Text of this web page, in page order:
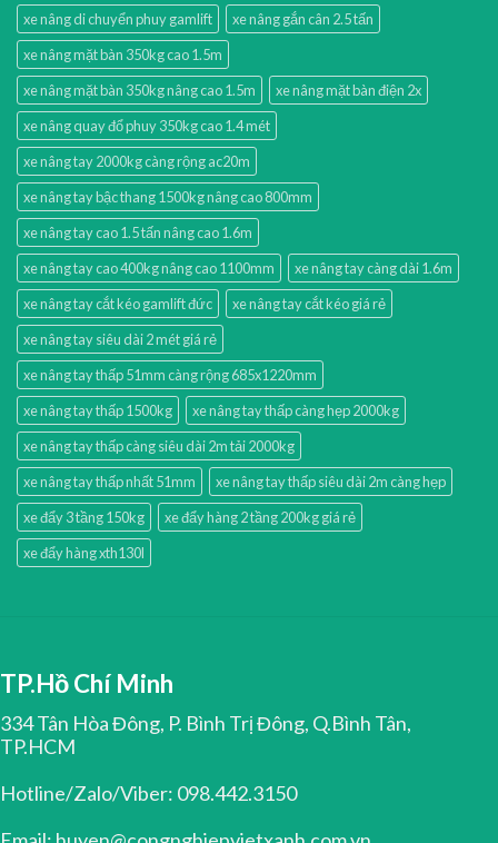
xe nâng di chuyển phuy gamlift
xe nâng gắn cân 2.5 tấn
xe nâng mặt bàn 350kg cao 1.5m
xe nâng mặt bàn 350kg nâng cao 1.5m
xe nâng mặt bàn điện 2x
xe nâng quay đổ phuy 350kg cao 1.4 mét
xe nâng tay 2000kg càng rộng ac20m
xe nâng tay bậc thang 1500kg nâng cao 800mm
xe nâng tay cao 1.5 tấn nâng cao 1.6m
xe nâng tay cao 400kg nâng cao 1100mm
xe nâng tay càng dài 1.6m
xe nâng tay cắt kéo gamlift đức
xe nâng tay cắt kéo giá rẻ
xe nâng tay siêu dài 2 mét giá rẻ
xe nâng tay thấp 51mm càng rộng 685x1220mm
xe nâng tay thấp 1500kg
xe nâng tay thấp càng hẹp 2000kg
xe nâng tay thấp càng siêu dài 2m tải 2000kg
xe nâng tay thấp nhất 51mm
xe nâng tay thấp siêu dài 2m càng hẹp
xe đẩy 3 tầng 150kg
xe đẩy hàng 2 tầng 200kg giá rẻ
xe đẩy hàng xth130l
TP.Hồ Chí Minh
334 Tân Hòa Đông, P. Bình Trị Đông, Q.Bình Tân,
TP.HCM
Hotline/Zalo/Viber: 098.442.3150